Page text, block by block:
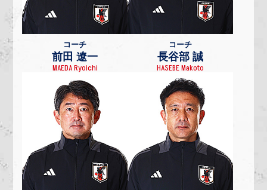
コーチ
前田 遼一
MAEDA Ryoichi
コーチ
長谷部 誠
HASEBE Makoto